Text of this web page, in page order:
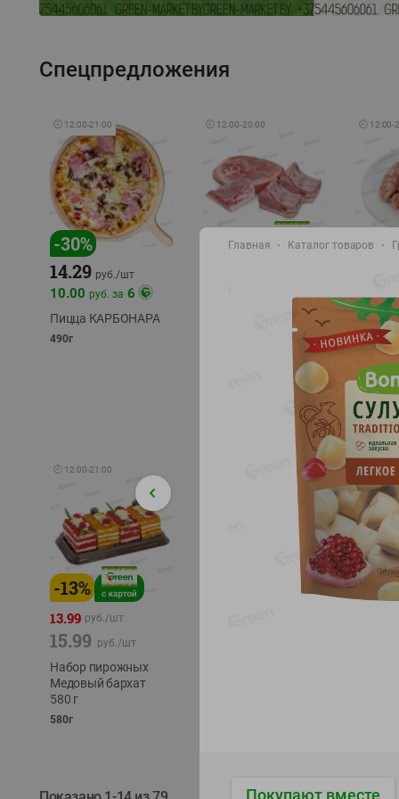
Спецпредложения
🕘 12:00-21:00
-30%
14.29 руб./шт
10.00 руб. за 6
Пицца КАРБОНАРА
490г
🕘 12:00-20:00
охлажденный 1 кг
🕘 12:00-
-17%
11.99
охлажд
🕘 12:00-21:00
-13%
13.99 руб./шт
15.99 руб./шт
Набор пирожных
Медовый бархат
580 г
580г
- 24%
Главная Каталог товаров
Покупают вместе